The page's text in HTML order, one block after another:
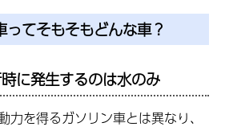
てそもそもどんな車？
に発生するのは水のみ
力を得るガソリン車とは異なり、